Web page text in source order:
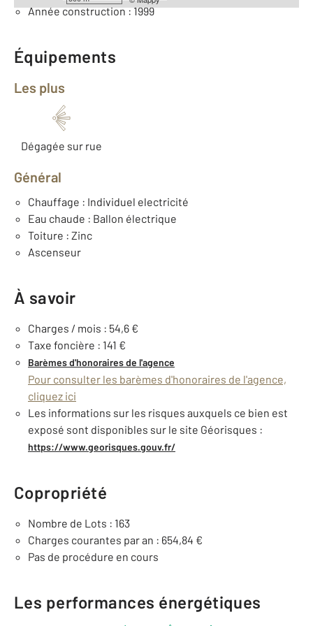
Année construction : 1999
Équipements
Les plus
Dégagée sur rue
Général
Chauffage : Individuel electricité
Eau chaude : Ballon électrique
Toiture : Zinc
Ascenseur
À savoir
Charges / mois : 54,6 €
Taxe foncière : 141 €
Barèmes d'honoraires de l'agence
Pour consulter les barèmes d'honoraires de l'agence,
cliquez ici
Les informations sur les risques auxquels ce bien est
exposé sont disponibles sur le site Géorisques :
https://www.georisques.gouv.fr/
Copropriété
Nombre de Lots : 163
Charges courantes par an : 654,84 €
Pas de procédure en cours
Les performances énergétiques